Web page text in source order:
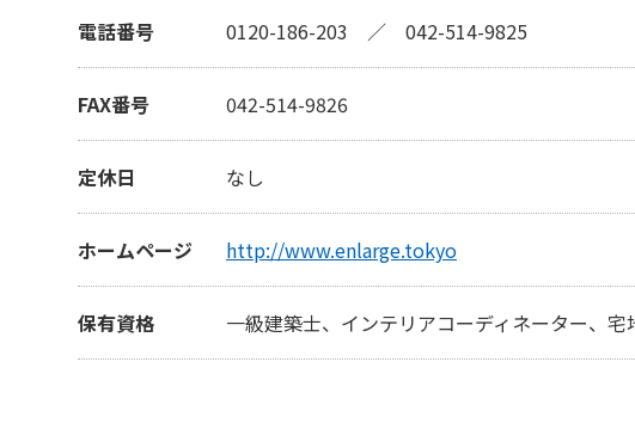
電話番号 0120-186-203 ／ 042-514-9825
FAX番号 042-514-9826
定休日 なし
ホームページ http://www.enlarge.tokyo
保有資格 一級建築士、インテリアコーディネーター、